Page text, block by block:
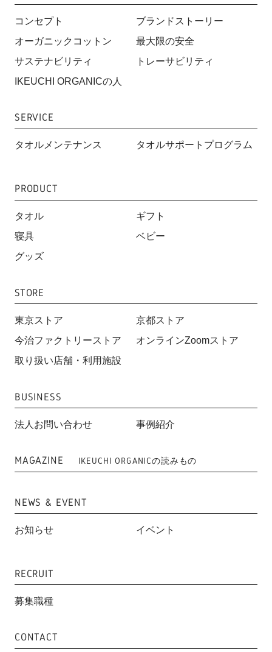
コンセプト
ブランドストーリー
オーガニックコットン
最大限の安全
サステナビリティ
トレーサビリティ
IKEUCHI ORGANICの人
SERVICE
タオルメンテナンス タオルサポートプログラム
PRODUCT
タオル
ギフト
寝具
ベビー
グッズ
STORE
東京ストア
京都ストア
今治ファクトリーストア
オンラインZoomストア
取り扱い店舗・利用施設
BUSINESS
法人お問い合わせ 事例紹介
MAGAZINE IKEUCHI ORGANICの読みもの
NEWS & EVENT
お知らせ イベント
RECRUIT
募集職種
CONTACT